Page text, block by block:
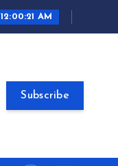
12:00:22 AM
Subscribe